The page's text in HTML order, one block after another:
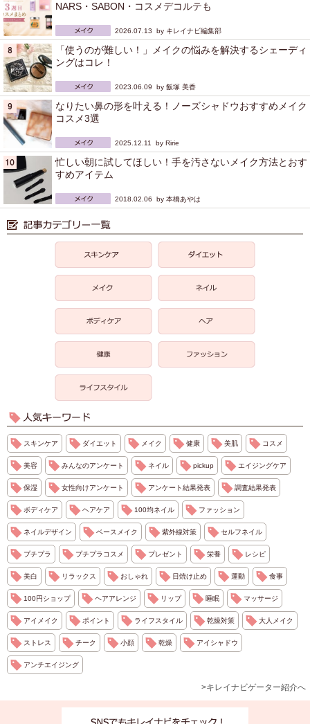
NARS・SABON・コスメデコルテも
2026.07.13 by キレイナビ編集部
「使うのが難しい！」メイクの悩みを解決するシェーディ
ングはコレ！
2023.06.09 by 飯塚 美香
なりたい鼻の形を叶える！ノーズシャドウおすすめメイク
コスメ3選
2025.12.11 by Ririe
忙しい朝に試してほしい！手を汚さないメイク方法とおす
すめアイテム
2018.02.06 by 本橋あやは
スキンケア ダイエット メイク 健康 美肌 コスメ
美容 みんなのアンケート ネイル pickup エイジングケア
保湿 女性向けアンケート アンケート結果発表 調査結果発表
ボディケア ヘアケア 100均ネイル ファッション
ネイルデザイン ベースメイク 紫外線対策 セルフネイル
プチプラ プチプラコスメ プレゼント 栄養 レシピ
美白 リラックス おしゃれ 日焼け止め 運動 食事
100円ショップ ヘアアレンジ リップ 睡眠 マッサージ
アイメイク ポイント ライフスタイル 乾燥対策 大人メイク
ストレス チーク 小顔 乾燥 アイシャドウ
アンチエイジング
>キレイナビゲーター紹介へ